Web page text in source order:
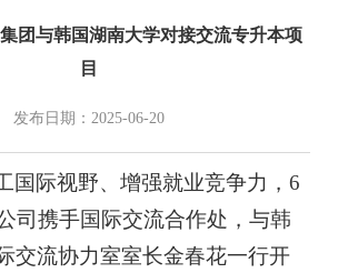
团与韩国湖南大学对接交流专升本项
目
发布日期：2025-06-20
国际视野、增强就业竞争力，6
司携手国际交流合作处，与韩
交流协力室室长金春花一行开